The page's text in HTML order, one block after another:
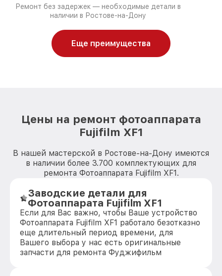
Ремонт без задержек — необходимые детали в
наличии в Ростове-на-Дону
Еще преимущества
Цены на ремонт фотоаппарата
Fujifilm XF1
В нашей мастерской в Ростове-на-Дону имеются
в наличии более 3.700 комплектующих для
ремонта Фотоаппарата Fujifilm XF1.
Заводские детали для
Фотоаппарата Fujifilm XF1
Если для Вас важно, чтобы Ваше устройство
Фотоаппарата Fujifilm XF1 работало безотказно
еще длительный период времени, для
Вашего выбора у нас есть оригинальные
запчасти для ремонта Фуджифильм